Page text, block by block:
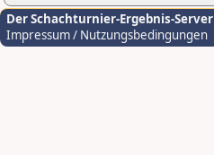
Der Schachturnier-Ergebnis-Server
Impressum / Nutzungsbedingungen